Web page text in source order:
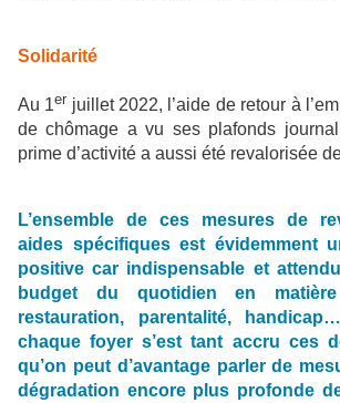
Solidarité
Au 1er juillet 2022, l’aide de retour à
de chômage a vu ses plafonds
prime d’activité a aussi été revalorisée
L’ensemble de ces mesures de
aides spécifiques est évidemment
positive car indispensable et
budget du quotidien en
restauration, parentalité,
chaque foyer s’est tant accru ces
qu’on peut d’avantage parler de
dégradation encore plus profonde